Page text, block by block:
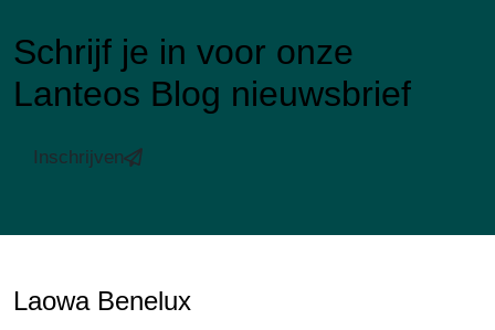
Schrijf je in voor onze
Lanteos Blog nieuwsbrief
Inschrijven
Laowa Benelux